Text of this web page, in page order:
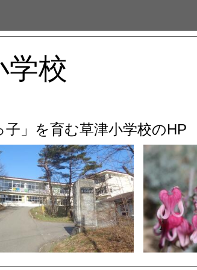
学校
」を育む草津小学校のHP